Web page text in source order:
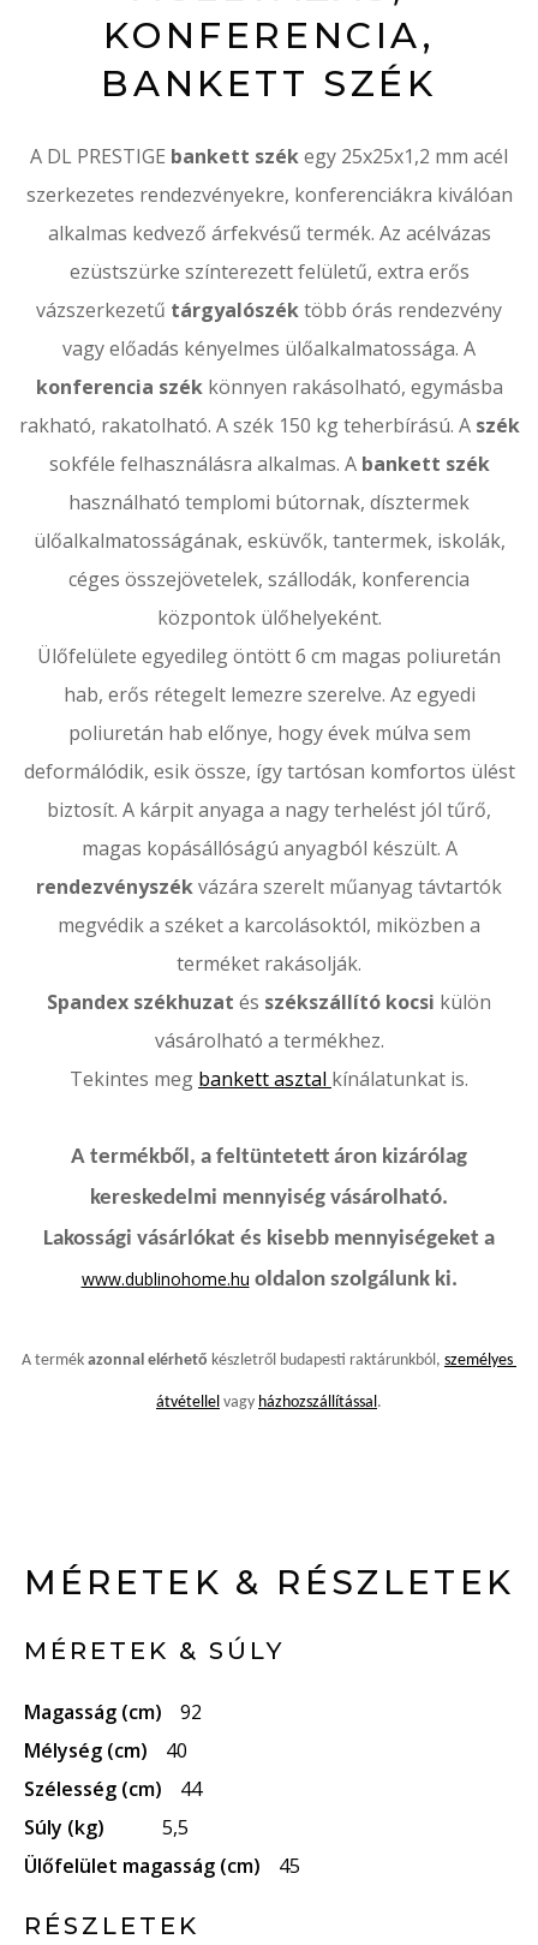
KONFERENCIA,
BANKETT SZÉK
A DL PRESTIGE bankett székegy 25x25x1,2 mm acél
szerkezetes rendezvényekre, konferenciákra kiválóan
alkalmas kedvező árfekvésű termék. Az acélvázas
ezüstszürke színterezett felületű, extra erős
vázszerkezetű tárgyalószéktöbb órás rendezvény
vagy előadás kényelmes ülőalkalmatossága. A
konferencia székkönnyen rakásolható, egymásba
rakható, rakatolható. A szék 150 kg teherbírású. A szék
sokféle felhasználásra alkalmas. A bankett szék
használható templomi bútornak, dísztermek
ülőalkalmatosságának, esküvők, tantermek, iskolák,
céges összejövetelek, szállodák, konferencia
központok ülőhelyeként.
Ülőfelülete egyedileg öntött 6 cm magas poliuretán
hab, erős rétegelt lemezre szerelve. Az egyedi
poliuretán hab előnye, hogy évek múlva sem
deformálódik, esik össze, így tartósan komfortos ülést
biztosít. A kárpit anyaga a nagy terhelést jól tűrő,
magas kopásállóságú anyagból készült. A
rendezvényszékvázára szerelt műanyag távtartók
megvédik a széket a karcolásoktól, miközben a
terméket rakásolják.
Spandex székhuzat és székszállító kocsi külön
vásárolható a termékhez.
Tekintes meg bankett asztal kínálatunkat is.
A termékből, a feltüntetett áron kizárólag
kereskedelmi mennyiség vásárolható.
Lakossági vásárlókat és kisebb mennyiségeket a
www.dublinohome.hu oldalon szolgálunk ki.
A termék azonnal elérhető készletről budapesti raktárunkból, személyes
átvétellel vagy házhozszállítással.
MÉRETEK & RÉSZLETEK
MÉRETEK & SÚLY
Magasság (cm)
92
Mélység (cm)
40
Szélesség (cm)
44
Súly (kg)
5,5
Ülőfelület magasság (cm)
45
RÉSZLETEK